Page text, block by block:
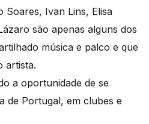
Soares, Ivan Lins, Elisa
são apenas alguns dos
música e palco e que
artista.
a oportunidade de se
de Portugal, em clubes e